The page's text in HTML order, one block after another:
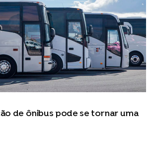
de ônibus pode se tornar uma